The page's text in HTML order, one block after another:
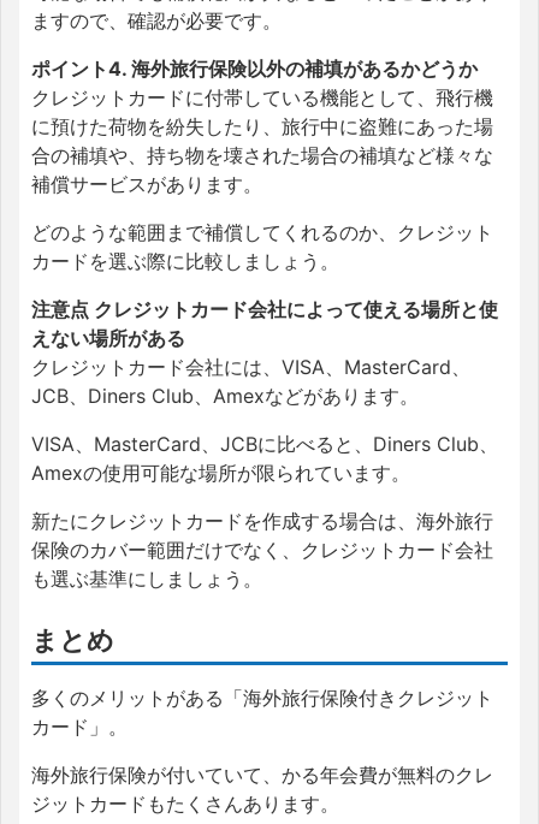
ますので、確認が必要です。
ポイント4. 海外旅行保険以外の補填があるかどうか
クレジットカードに付帯している機能として、飛行機
に預けた荷物を紛失したり、旅行中に盗難にあった場
合の補填や、持ち物を壊された場合の補填など様々な
補償サービスがあります。
どのような範囲まで補償してくれるのか、クレジット
カードを選ぶ際に比較しましょう。
注意点 クレジットカード会社によって使える場所と使
えない場所がある
クレジットカード会社には、VISA、MasterCard、
JCB、Diners Club、Amexなどがあります。
VISA、MasterCard、JCBに比べると、Diners Club、
Amexの使用可能な場所が限られています。
新たにクレジットカードを作成する場合は、海外旅行
保険のカバー範囲だけでなく、クレジットカード会社
も選ぶ基準にしましょう。
まとめ
多くのメリットがある「海外旅行保険付きクレジット
カード」。
海外旅行保険が付いていて、かる年会費が無料のクレ
ジットカードもたくさんあります。